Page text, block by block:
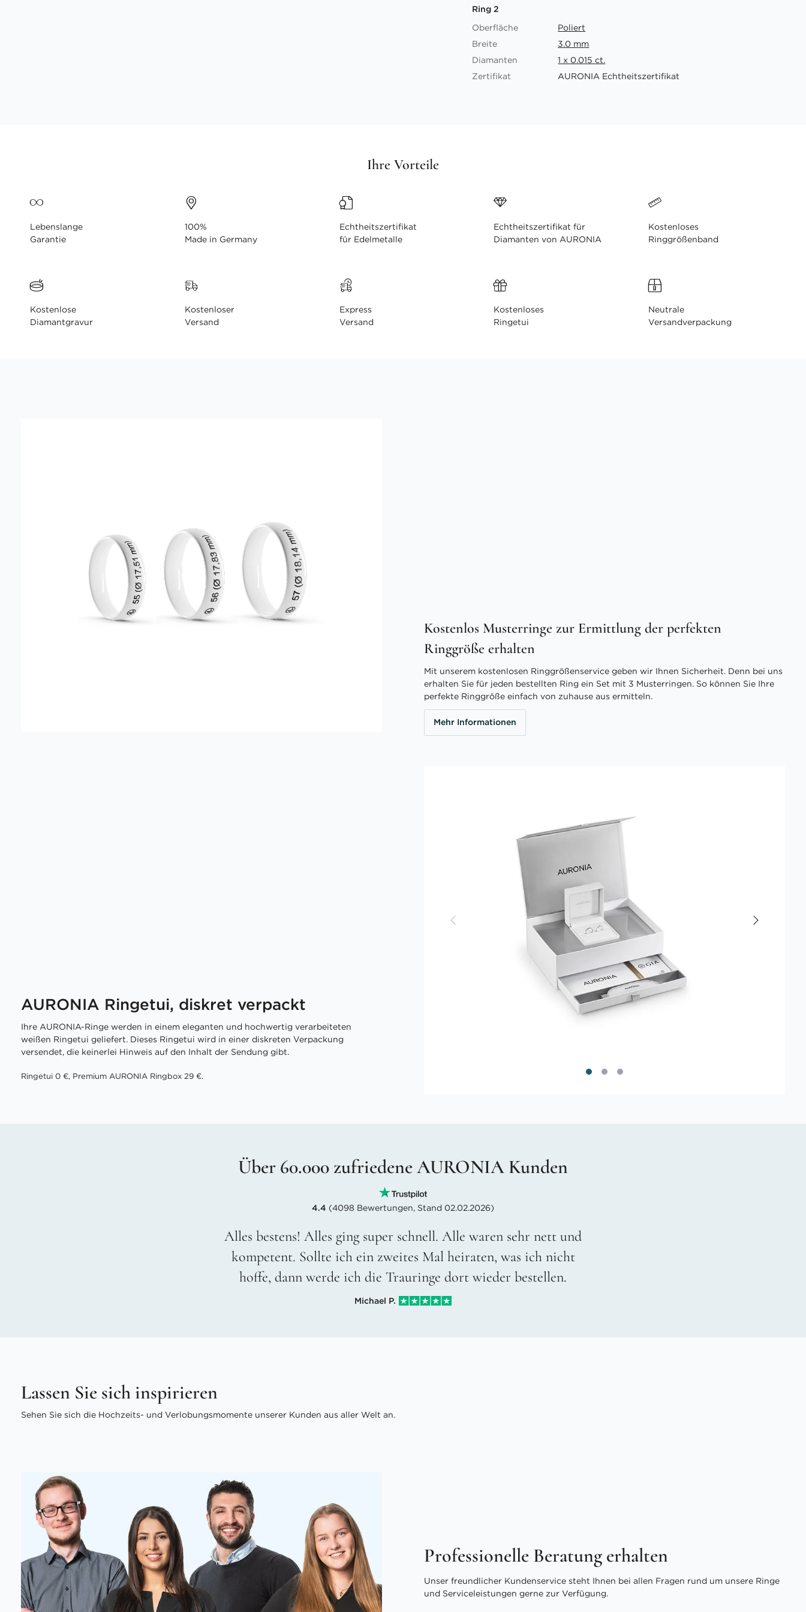
Ring 2
Oberfläche
Poliert
Breite
3.0 mm
Diamanten
1 x 0.015 ct.
Zertifikat
AURONIA Echtheitszertifikat
Ihre Vorteile
Lebenslange
Garantie
100%
Made in Germany
Echtheitszertifikat
für Edelmetalle
Echtheitszertifikat für
Diamanten von AURONIA
Kostenloses
Ringgrößenband
Kostenlose
Diamantgravur
Kostenloser
Versand
Express
Versand
Kostenloses
Ringetui
Neutrale
Versandverpackung
Kostenlos Musterringe zur Ermittlung der perfekten
Ringgröße erhalten
Mit unserem kostenlosen Ringgrößenservice geben wir Ihnen Sicherheit. Denn bei uns
erhalten Sie für jeden bestellten Ring ein Set mit 3 Musterringen. So können Sie Ihre
perfekte Ringgröße einfach von zuhause aus ermitteln.
Mehr Informationen
AURONIA Ringetui, diskret verpackt
Ihre AURONIA-Ringe werden in einem eleganten und hochwertig verarbeiteten
weißen Ringetui geliefert. Dieses Ringetui wird in einer diskreten Verpackung
versendet, die keinerlei Hinweis auf den Inhalt der Sendung gibt.
Ringetui 0 €, Premium AURONIA Ringbox 29 €.
Über 60.000 zufriedene AURONIA Kunden
4.4 (4098 Bewertungen, Stand 02.02.2026)
Alles bestens! Alles ging super schnell. Alle waren sehr nett und
kompetent. Sollte ich ein zweites Mal heiraten, was ich nicht
hoffe, dann werde ich die Trauringe dort wieder bestellen.
Michael P.
Lassen Sie sich inspirieren
Sehen Sie sich die Hochzeits- und Verlobungsmomente unserer Kunden aus aller Welt an.
Professionelle Beratung erhalten
Unser freundlicher Kundenservice steht Ihnen bei allen Fragen rund um unsere Ringe
und Serviceleistungen gerne zur Verfügung.